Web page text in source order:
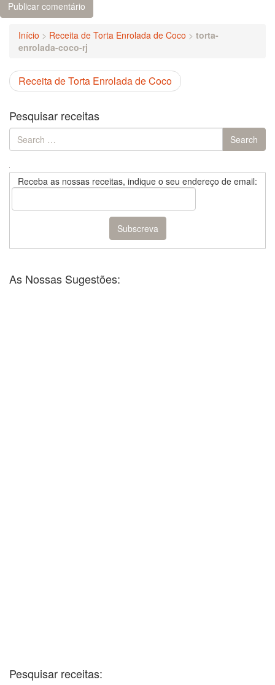
Início > Receita de Torta Enrolada de Coco > torta-
enrolada-coco-rj
Receita de Torta Enrolada de Coco
Pesquisar receitas
Search
for:
Search
Receba as nossas receitas, indique o seu endereço de email:
As Nossas Sugestões:
Pesquisar receitas: